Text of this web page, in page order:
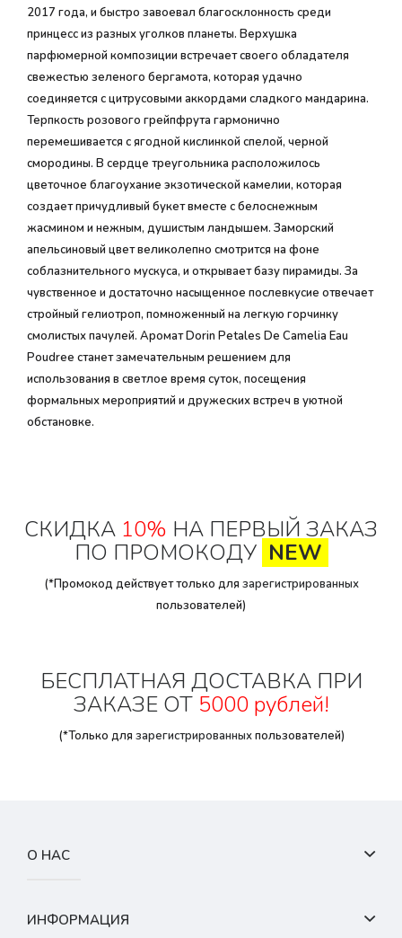
2017 года, и быстро завоевал благосклонность среди
принцесс из разных уголков планеты. Верхушка
парфюмерной композиции встречает своего обладателя
свежестью зеленого бергамота, которая удачно
соединяется с цитрусовыми аккордами сладкого мандарина.
Терпкость розового грейпфрута гармонично
перемешивается с ягодной кислинкой спелой, черной
смородины. В сердце треугольника расположилось
цветочное благоухание экзотической камелии, которая
создает причудливый букет вместе с белоснежным
жасмином и нежным, душистым ландышем. Заморский
апельсиновый цвет великолепно смотрится на фоне
соблазнительного мускуса, и открывает базу пирамиды. За
чувственное и достаточно насыщенное послевкусие отвечает
стройный гелиотроп, помноженный на легкую горчинку
смолистых пачулей. Аромат Dorin Petales De Camelia Eau
Poudree станет замечательным решением для
использования в светлое время суток, посещения
формальных мероприятий и дружеских встреч в уютной
обстановке.
СКИДКА 10% НА ПЕРВЫЙ ЗАКАЗ
ПО ПРОМОКОДУ NEW
(*Промокод действует только для зарегистрированных
пользователей)
БЕСПЛАТНАЯ ДОСТАВКА ПРИ
ЗАКАЗЕ ОТ 5000 рублей!
(*Только для зарегистрированныхпользователей)
О НАС
ИНФОРМАЦИЯ